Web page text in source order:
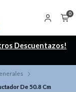
0
Descuentazos!
De 50.8 Cm